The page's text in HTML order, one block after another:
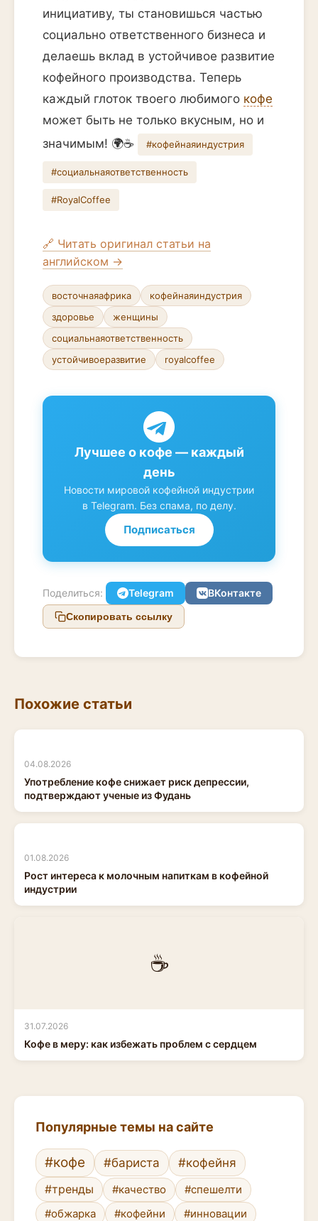
инициативу, ты становишься частью
социально ответственного бизнеса и
делаешь вклад в устойчивое развитие
кофейного производства. Теперь
каждый глоток твоего любимого кофе
может быть не только вкусным, но и
значимым! 🌍☕
#кофейнаяиндустрия
#социальнаяответственность
#RoyalCoffee
🔗 Читать оригинал статьи на
английском →
восточнаяафрика
кофейнаяиндустрия
здоровье
женщины
социальнаяответственность
устойчивоеразвитие
royalcoffee
Лучшее о кофе — каждый
день
Новости мировой кофейной индустрии
в Telegram. Без спама, по делу.
Подписаться
Поделиться: Telegram ВКонтакте
Скопировать ссылку
Похожие статьи
04.08.2026
Употребление кофе снижает риск депрессии,
подтверждают ученые из Фудань
01.08.2026
Рост интереса к молочным напиткам в кофейной
индустрии
☕
31.07.2026
Кофе в меру: как избежать проблем с сердцем
Популярные темы на сайте
#кофе #бариста
#кофейня
#тренды
#качество
#спешелти
#обжарка
#кофейни #инновации